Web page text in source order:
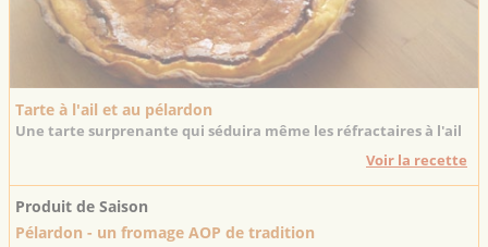
Tarte à l'ail et au pélardon
Une tarte surprenante qui séduira même les réfractaires à l'ail
Voir la recette
Produit de Saison
Pélardon - un fromage AOP de tradition